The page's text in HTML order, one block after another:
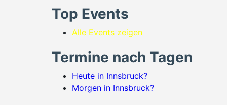
Top Events
Alle Events zeigen
Termine nach Tagen
Heute in Innsbruck?
Morgen in Innsbruck?